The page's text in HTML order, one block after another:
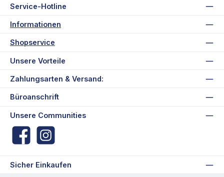
Service-Hotline
Informationen
Shopservice
Unsere Vorteile
Unsere Communities
FacebookInstagram
Zahlungsarten & Versand:
Büroanschrift
Sicher Einkaufen